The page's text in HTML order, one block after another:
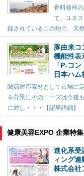
香料発祥
て、ユネ
録されているこの地で、天
豚由来コ
機能性表
「P-コ
日本ハ
関節対応素材として市場に
を背景にそのニーズは今後
に対し・・・【記事詳細】
健康美容EXPO 企業特集
進化系受
ィング連
株式会社